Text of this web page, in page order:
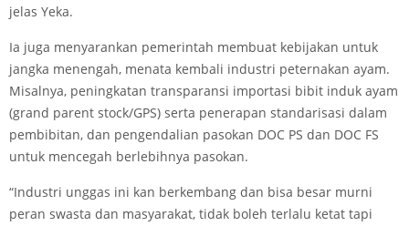
jelas Yeka.
Ia juga menyarankan pemerintah membuat kebijakan untuk
jangka menengah, menata kembali industri peternakan ayam.
Misalnya, peningkatan transparansi importasi bibit induk ayam
(grand parent stock/GPS) serta penerapan standarisasi dalam
pembibitan, dan pengendalian pasokan DOC PS dan DOC FS
untuk mencegah berlebihnya pasokan.
“Industri unggas ini kan berkembang dan bisa besar murni
peran swasta dan masyarakat, tidak boleh terlalu ketat tapi